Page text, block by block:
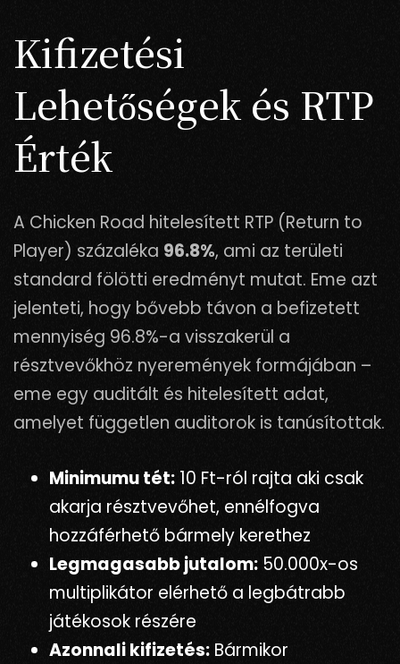
Kifizetési
Lehetőségek és RTP
Érték
A Chicken Road hitelesített RTP (Return to
Player) százaléka 96.8%, ami az területi
standard fölötti eredményt mutat. Eme azt
jelenteti, hogy bővebb távon a befizetett
mennyiség 96.8%-a visszakerül a
résztvevőkhöz nyeremények formájában –
eme egy auditált és hitelesített adat,
amelyet független auditorok is tanúsítottak.
Minimumu tét: 10 Ft-ról rajta aki csak
akarja résztvevőhet, ennélfogva
hozzáférhető bármely kerethez
Legmagasabb jutalom: 50.000x-os
multiplikátor elérhető a legbátrabb
játékosok részére
Azonnali kifizetés: Bármikor